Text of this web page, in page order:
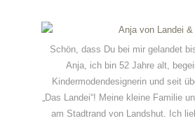
Schön, dass Du bei mir gelandet
Anja, ich bin 52 Jahre alt,
Kindermodendesignerin und seit
„Das Landei“! Meine kleine Familie
am Stadtrand von Landshut. Ich